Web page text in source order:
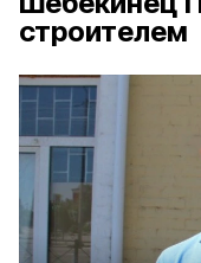
строителем